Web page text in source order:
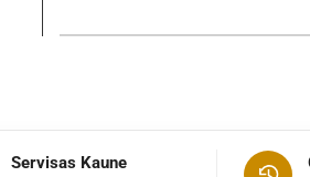
Servisas Kaune